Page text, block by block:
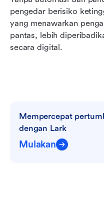
pengedar berisiko
yang menawarkan
pantas, lebih
secara digital.
Mempercepat
dengan Lark
Mulakan